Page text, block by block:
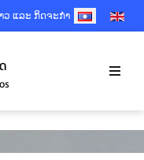
ວ ແລະ ກິດຈະກຳSELECT YOUR